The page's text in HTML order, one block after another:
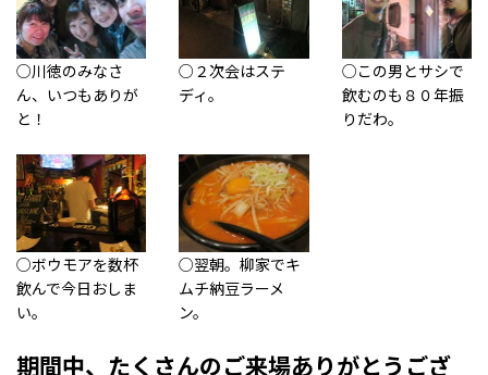
○川徳のみなさ
ん、いつもありが
と！
○２次会はステ
ディ。
○この男とサシで
飲むのも８０年振
りだわ。
○ボウモアを数杯
飲んで今日おしま
い。
○翌朝。柳家でキ
ムチ納豆ラーメ
ン。
期間中、たくさんのご来場ありがとうござ